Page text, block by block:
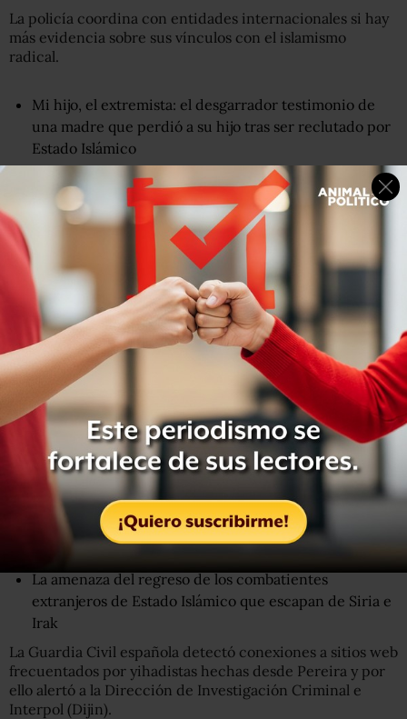
La policía coordina con entidades internacionales si hay
más evidencia sobre sus vínculos con el islamismo
radical.
Mi hijo, el extremista: el desgarrador testimonio de
una madre que perdió a su hijo tras ser reclutado por
Estado Islámico
Entre las hipótesis que se manejan sobre el accionar de
Gutiérrez están posibles problemas mentales o que fuera
reclutado por internet.
No hay indicios de que tuviese cómplices en Colombia.
El cubano será procesado en la justicia colombianapor
los cargos de concierto para delinquir y terrorismo.
El celular fue la clave
El teléfono móvil de Raúl Gutiérrez es la clave en todo el
caso.
No solo es el dispositivo en el que se encuentra la
evidencia de los presuntos planes del acusado. También
fue el medio a través del cual las autoridades detectaron
y localizaron al cubano.
La amenaza del regreso de los combatientes
extranjeros de Estado Islámico que escapan de Siria e
Irak
La Guardia Civil española detectó conexiones a sitios web
frecuentados por yihadistas hechas desde Pereira y por
ello alertó a la Dirección de Investigación Criminal e
Interpol (Dijin).